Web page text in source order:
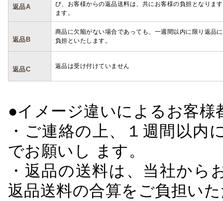
返品A
び、お客様からの返品送料は、共にお客様の負担となりま
ます。
返品B
商品に欠陥がない場合であっても、一週間以内に限り返品
負担といたします。
返品C 返品は受け付けていません
●イメージ違いによるお客
・ご連絡の上、１週間以
でお願いし ます。
・返品の送料は、当社か
返品送料の合算をご負担い